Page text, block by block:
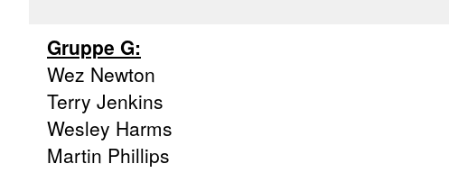
Gruppe G:
Wez Newton
Terry Jenkins
Wesley Harms
Martin Phillips